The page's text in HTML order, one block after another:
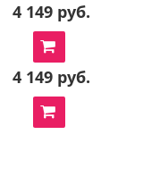
4 149 руб.
4 149 руб.